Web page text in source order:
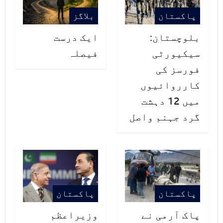
پاکستان
بلوچستان:
سیکیورٹی
فورسز کی
کارروائیوں
میں 12 دہشت
گرد جہنم واصل
بلاگز
ایک درست
فیصلہ
پاکستان
پاک آرمی نے
پاکستان
وزیراعظم